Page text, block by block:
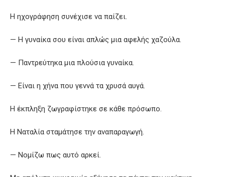
Η ηχογράφηση συνέχισε να παίζει.
— Η γυναίκα σου είναι απλώς μια αφελής χαζούλα.
— Παντρεύτηκα μια πλούσια γυναίκα.
— Είναι η χήνα που γεννά τα χρυσά αυγά.
Η έκπληξη ζωγραφίστηκε σε κάθε πρόσωπο.
Η Ναταλία σταμάτησε την αναπαραγωγή.
— Νομίζω πως αυτό αρκεί.